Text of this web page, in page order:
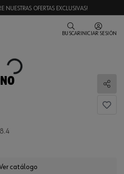
NUESTRAS OFERTAS EXCLUSIVAS!
BUSCAR INICIAR SESIÓN
Loading...
Loading...
catálogo